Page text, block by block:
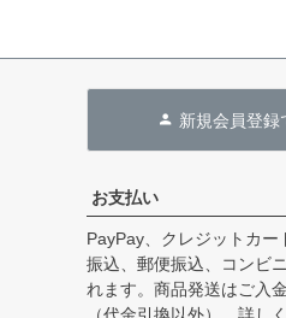
新規会員登録
お支払い
PayPay、クレジットカー
振込、郵便振込、コンビ
れます。商品発送はご入